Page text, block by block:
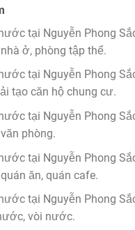
tại Nguyễn Phong
ở, phòng tập thể.
tại Nguyễn Phong
tạo căn hộ chung cư.
tại Nguyễn Phong
phòng.
tại Nguyễn Phong
ăn, quán cafe.
tại Nguyễn Phong
vòi nước.